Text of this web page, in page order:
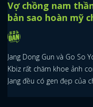
Vợ chồng nam
bản sao hoàn mỹ
Jang Dong Gun và Go So
Kbiz rất chăm khoe ảnh
Jang đều có gen đẹp của